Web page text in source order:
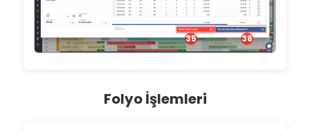
35 36
Folyo İşlemleri